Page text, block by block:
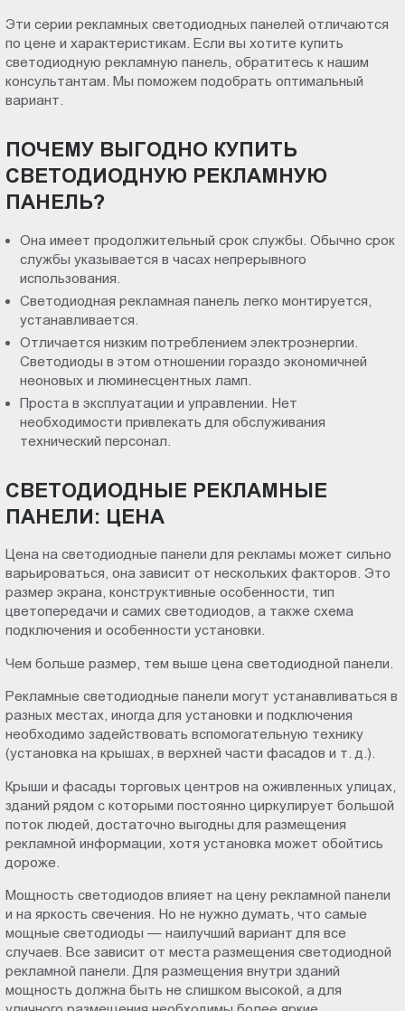
Эти серии рекламных светодиодных панелей отличаются
по цене и характеристикам. Если вы хотите купить
светодиодную рекламную панель, обратитесь к нашим
консультантам. Мы поможем подобрать оптимальный
вариант.
ПОЧЕМУ ВЫГОДНО КУПИТЬ
СВЕТОДИОДНУЮ РЕКЛАМНУЮ
ПАНЕЛЬ?
Она имеет продолжительный срок службы. Обычно срок
службы указывается в часах непрерывного
использования.
Светодиодная рекламная панель легко монтируется,
устанавливается.
Отличается низким потреблением электроэнергии.
Светодиоды в этом отношении гораздо экономичней
неоновых и люминесцентных ламп.
Проста в эксплуатации и управлении. Нет
необходимости привлекать для обслуживания
технический персонал.
СВЕТОДИОДНЫЕ РЕКЛАМНЫЕ
ПАНЕЛИ: ЦЕНА
Цена на светодиодные панели для рекламы может сильно
варьироваться, она зависит от нескольких факторов. Это
размер экрана, конструктивные особенности, тип
цветопередачи и самих светодиодов, а также схема
подключения и особенности установки.
Чем больше размер, тем выше цена светодиодной панели.
Рекламные светодиодные панели могут устанавливаться в
разных местах, иногда для установки и подключения
необходимо задействовать вспомогательную технику
(установка на крышах, в верхней части фасадов и т. д.).
Крыши и фасады торговых центров на оживленных улицах,
зданий рядом с которыми постоянно циркулирует большой
поток людей, достаточно выгодны для размещения
рекламной информации, хотя установка может обойтись
дороже.
Мощность светодиодов влияет на цену рекламной панели
и на яркость свечения. Но не нужно думать, что самые
мощные светодиоды — наилучший вариант для все
случаев. Все зависит от места размещения светодиодной
рекламной панели. Для размещения внутри зданий
мощность должна быть не слишком высокой, а для